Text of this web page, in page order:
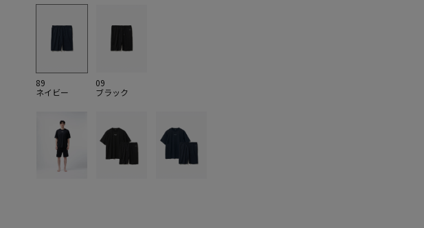
89
ネイビー
09
ブラック